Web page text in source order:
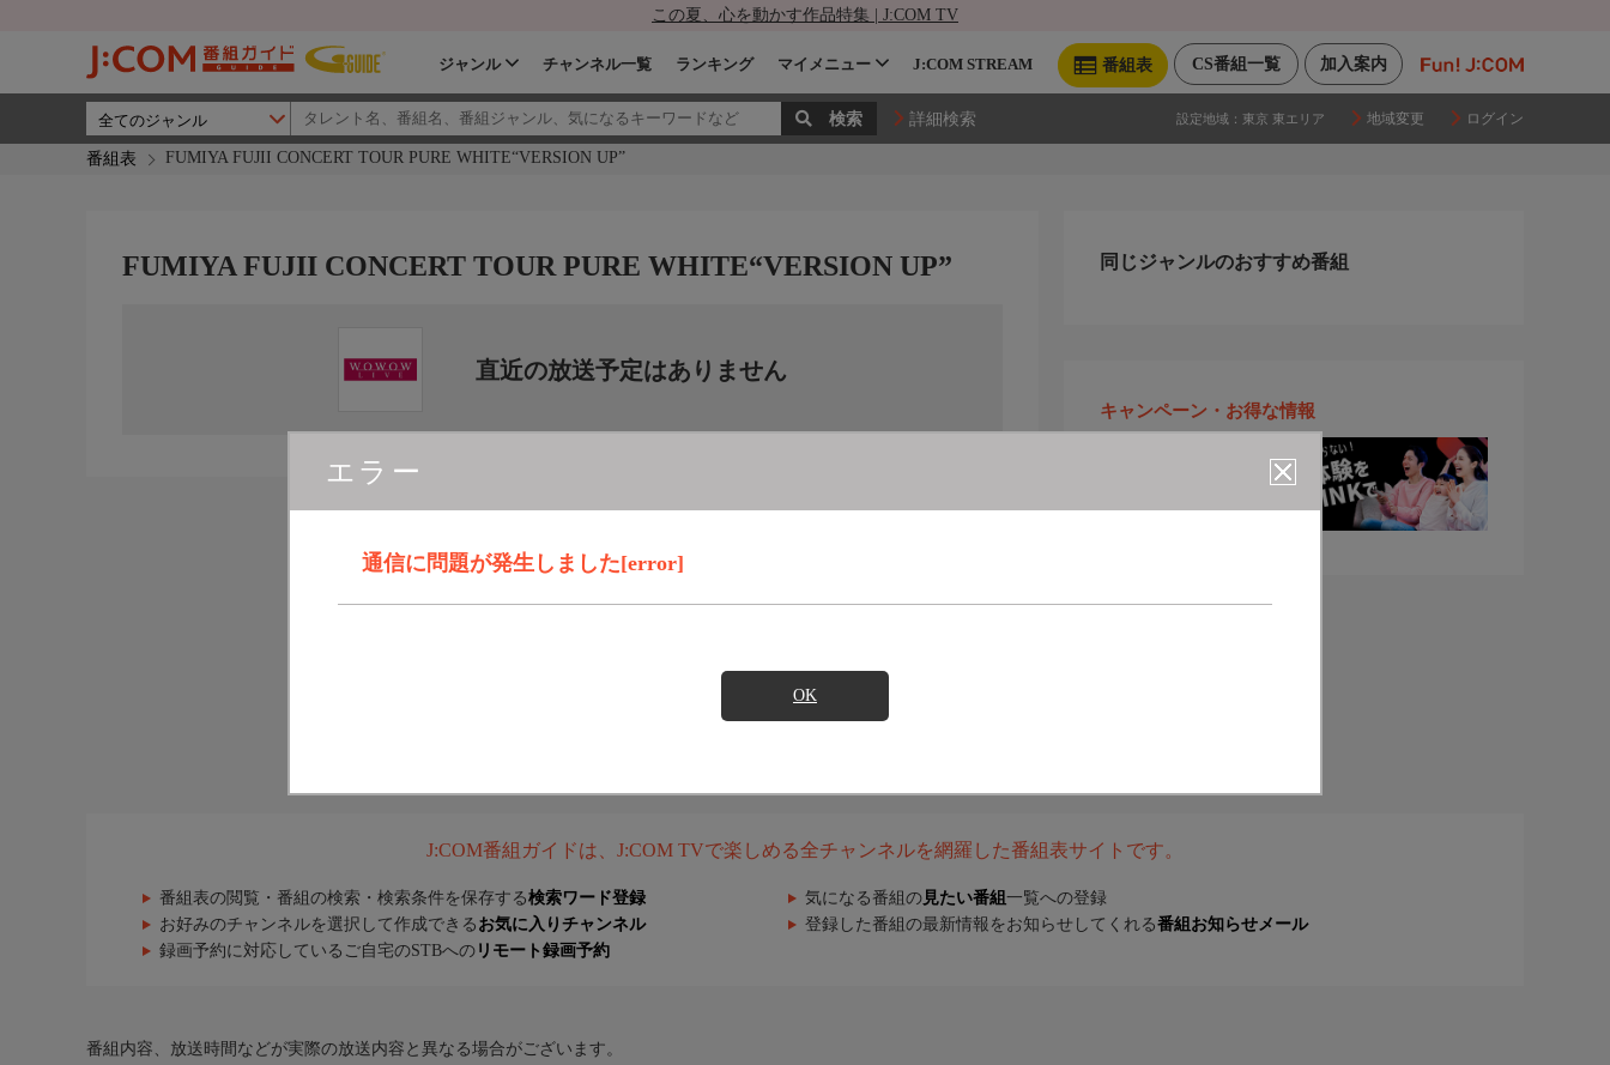
この夏、心を動かす作品特集 | J:COM TV
加入案内
CS番組一覧
番組表
ジャンル チャンネル一覧 ランキング マイメニュー J:COM STREAM
詳細検索 設定地域： 東京 東エリア 地域変更 ログイン
番組表 FUMIYA FUJII CONCERT TOUR PURE WHITE“VERSION UP”
エラー
通信に問題が発生しました[error]
OK
FUMIYA FUJII CONCERT TOUR PURE WHITE“VERSION UP”
直近の放送予定はありません
同じジャンルのおすすめ番組
キャンペーン・お得な情報
J:COM番組ガイドは、J:COM TVで楽しめる全チャンネルを網羅した番組表サイトです。
番組表の閲覧・番組の検索・検索条件を保存する検索ワード登録 気になる番組の 見たい番組 一覧への登録
お好みのチャンネルを選択して作成できる お気に入りチャンネル 登録した番組の最新情報をお知らせしてくれる番組お知らせメール
録画予約に対応しているご自宅のSTBへの リモート録画予約
番組内容、放送時間などが実際の放送内容と異なる場合がございます。